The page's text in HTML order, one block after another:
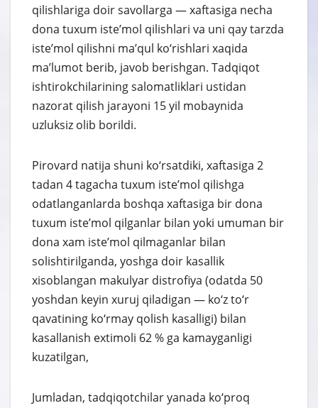
qilishlariga doir savollarga — xaftasiga necha
dona tuxum iste’mol qilishlari va uni qay tarzda
iste’mol qilishni ma’qul ko‘rishlari xaqida
ma’lumot berib, javob berishgan. Tadqiqot
ishtirokchilarining salomatliklari ustidan
nazorat qilish jarayoni 15 yil mobaynida
uzluksiz olib borildi.
Pirovard natija shuni ko‘rsatdiki, xaftasiga 2
tadan 4 tagacha tuxum iste’mol qilishga
odatlanganlarda boshqa xaftasiga bir dona
tuxum iste’mol qilganlar bilan yoki umuman bir
dona xam iste’mol qilmaganlar bilan
solishtirilganda, yoshga doir kasallik
xisoblangan makulyar distrofiya (odatda 50
yoshdan keyin xuruj qiladigan — ko‘z to‘r
qavatining ko‘rmay qolish kasalligi) bilan
kasallanish extimoli 62 % ga kamayganligi
kuzatilgan,
Jumladan, tadqiqotchilar yanada ko‘proq